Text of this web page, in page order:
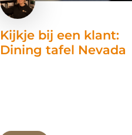
Kijkje bij een klant:
Dining tafel Nevada